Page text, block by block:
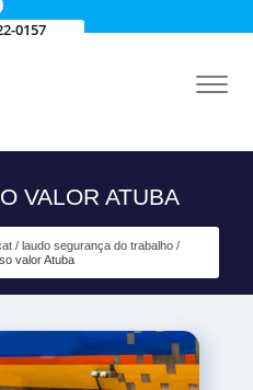
0157
VALOR ATUBA
laudo segurança do trabalho
valor Atuba